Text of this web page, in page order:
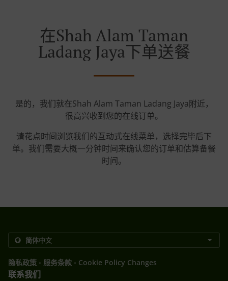
在Shah Alam Taman
Ladang Jaya下单送餐
是的，我们就在Shah Alam Taman Ladang Jaya附近，
很高兴收到您的在线订单。
请花点时间浏览我们的互动式在线菜单，选择完毕后下
单。我们需要大概一分钟时间来确认您的订单和估算备餐
时间。
隐私政策 . 服务条款 . Cookie Policy Changes
联系我们